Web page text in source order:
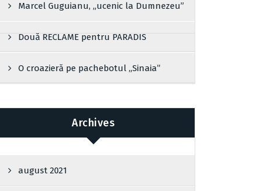
Marcel Guguianu, „ucenic la Dumnezeu”
Două RECLAME pentru PARADIS
O croazieră pe pachebotul „Sinaia”
Archives
august 2021